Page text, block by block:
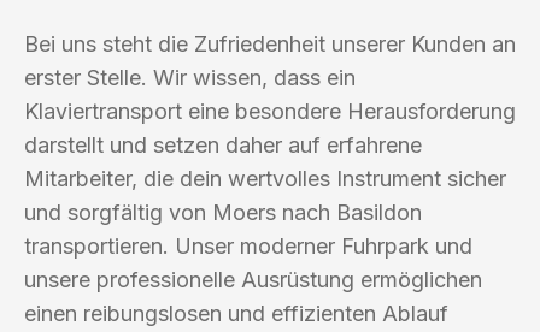
Bei uns steht die Zufriedenheit unserer Kunden an
erster Stelle. Wir wissen, dass ein
Klaviertransport eine besondere Herausforderung
darstellt und setzen daher auf erfahrene
Mitarbeiter, die dein wertvolles Instrument sicher
und sorgfältig von Moers nach Basildon
transportieren. Unser moderner Fuhrpark und
unsere professionelle Ausrüstung ermöglichen
einen reibungslosen und effizienten Ablauf